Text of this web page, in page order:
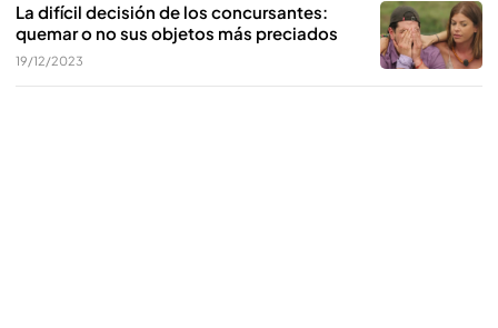
La difícil decisión de los concursantes:
quemar o no sus objetos más preciados
19/12/2023